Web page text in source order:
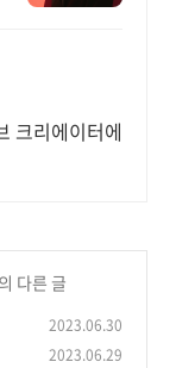
크리에이터에
다른 글
2023.06.30
2023.06.29